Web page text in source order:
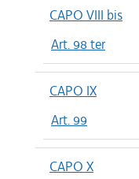
CAPO VIII bis
Art. 98 ter
CAPO IX
Art. 99
CAPO X